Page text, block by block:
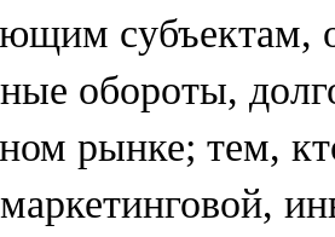
обороты,
рынке; тем,